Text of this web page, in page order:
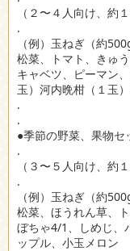
（２〜４人向け、約
.
（例）玉ねぎ（約
松菜、トマト、きゅう
キャベツ、ピーマン
玉）河内晩柑（１玉
.
.
●季節の野菜、果物セ
.
（３〜５人向け、約
.
（例）玉ねぎ（約
松菜、ほうれん草、
ぼちゃ4/1、しめじ、
ップル、小玉メロン